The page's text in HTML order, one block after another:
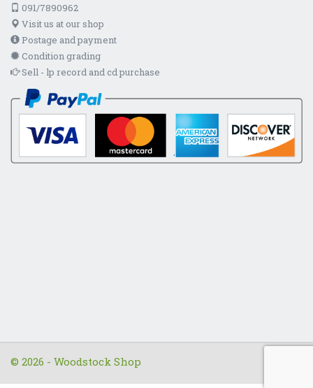
091/7890962
Visit us at our shop
Postage and payment
Condition grading
Sell - lp record and cd purchase
© 2026 - Woodstock Shop